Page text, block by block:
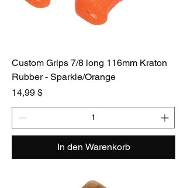
Custom Grips 7/8 long 116mm Kraton
Rubber - Sparkle/Orange
Preis
14,99 $
In den Warenkorb